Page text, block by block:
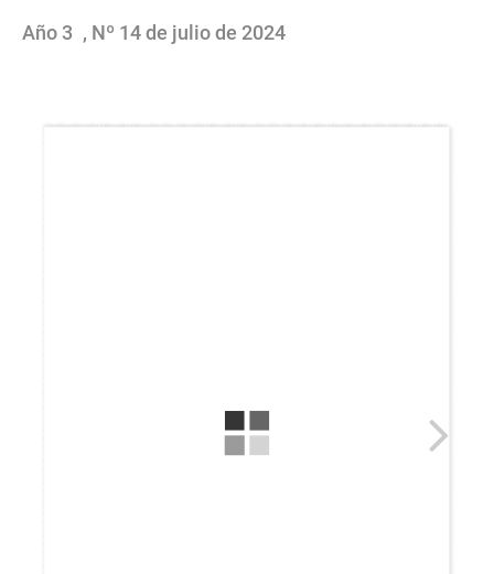
Año 3 , Nº 14 de julio de 2024